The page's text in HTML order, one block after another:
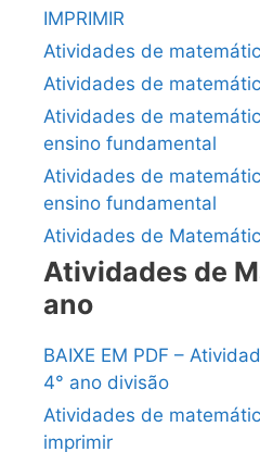
IMPRIMIR
Atividades de
Atividades de
Atividades de
ensino fundamental
Atividades de
ensino fundamental
Atividades de
Atividades de
ano
BAIXE EM PDF –
4° ano divisão
Atividades de
imprimir